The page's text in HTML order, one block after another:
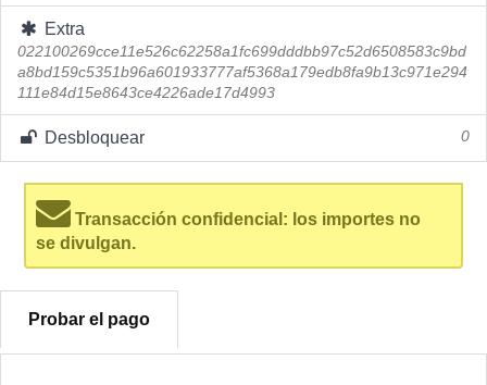
Extra
022100269cce11e526c62258a1fc699dddbb97c52d6508583c9bd
a8bd159c5351b96a601933777af5368a179edb8fa9b13c971e294
111e84d15e8643ce4226ade17d4993
Desbloquear 0
Transacción confidencial: los importes no
se divulgan.
Probar el pago